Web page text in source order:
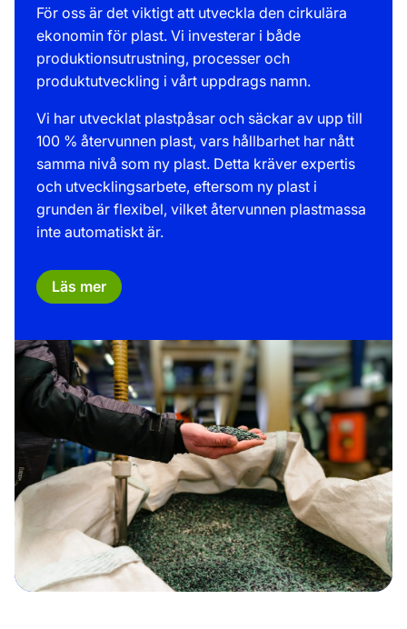
För oss är det viktigt att utveckla den cirkulära
ekonomin för plast. Vi investerar i både
produktionsutrustning, processer och
produktutveckling i vårt uppdrags namn.
Vi har utvecklat plastpåsar och säckar av upp till
100 % återvunnen plast, vars hållbarhet har nått
samma nivå som ny plast. Detta kräver expertis
och utvecklingsarbete, eftersom ny plast i
grunden är flexibel, vilket återvunnen plastmassa
inte automatiskt är.
Läs mer